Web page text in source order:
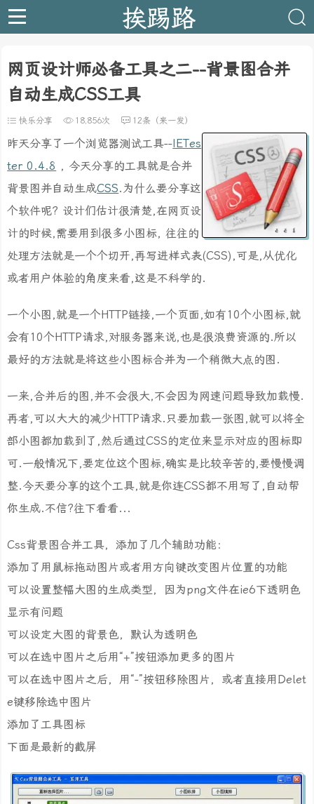
挨踢路
网页设计师必备工具之二--背景图合并
自动生成CSS工具
快乐分享 18,856次 12条（来一发）
昨天分享了一个浏览器测试工具--IETes
ter 0.4.8 , 今天分享的工具就是合并
背景图并自动生成CSS.为什么要分享这
个软件呢? 设计们估计很清楚,在网页设
计的时候,需要用到很多小图标, 往往的
处理方法就是一个个切开,再写进样式表(CSS),可是,从优化
或者用户体验的角度来看,这是不科学的.
一个小图,就是一个HTTP链接,一个页面,如有10个小图标,就
会有10个HTTP请求,对服务器来说,也是很浪费资源的.所以
最好的方法就是将这些小图标合并为一个稍微大点的图.
一来,合并后的图,并不会很大,不会因为网速问题导致加载慢.
再者,可以大大的减少HTTP请求.只要加载一张图,就可以将全
部小图都加载到了,然后通过CSS的定位来显示对应的图标即
可.一般情况下,要定位这个图标,确实是比较辛苦的,要慢慢调
整.今天要分享的这个工具,就是你连CSS都不用写了,自动帮
你生成.不信?往下看看...
Css背景图合并工具，添加了几个辅助功能：
添加了用鼠标拖动图片或者用方向键改变图片位置的功能
可以设置整幅大图的生成类型，因为png文件在ie6下透明色
显示有问题
可以设定大图的背景色，默认为透明色
可以在选中图片之后用“+”按钮添加更多的图片
可以在选中图片之后，用“-”按钮移除图片，或者直接用Delet
e键移除选中图片
添加了工具图标
下面是最新的截屏